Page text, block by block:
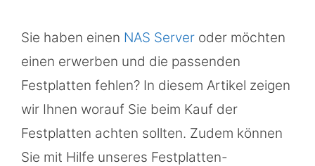
Sie haben einen NAS Server oder möchten
einen erwerben und die passenden
Festplatten fehlen? In diesem Artikel zeigen
wir Ihnen worauf Sie beim Kauf der
Festplatten achten sollten. Zudem können
Sie mit Hilfe unseres Festplatten-